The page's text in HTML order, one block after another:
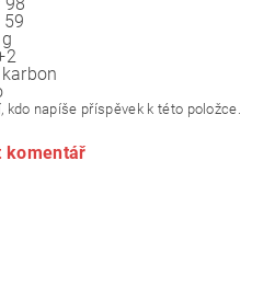
59
karbon
kdo napíše příspěvek k této položce.
komentář